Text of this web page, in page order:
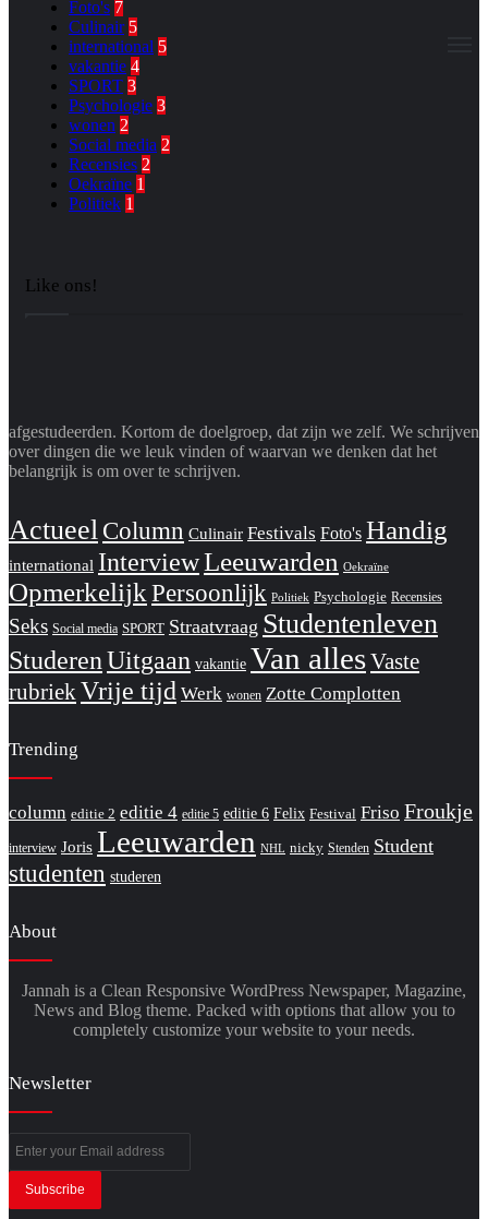
Foto's 7
Culinair 5
international 5
vakantie 4
SPORT 3
Psychologie 3
wonen 2
Social media 2
Recensies 2
Oekraïne 1
Politiek 1
Like ons!
afgestudeerden. Kortom de doelgroep, dat zijn we zelf. We schrijven
over dingen die we leuk vinden of waarvan we denken dat het
belangrijk is om over te schrijven.
Actueel Column Culinair Festivals Foto's Handig
international InterviewLeeuwarden Oekraïne
OpmerkelijkPersoonlijk Politiek Psychologie Recensies
Seks Social media SPORT Straatvraag Studentenleven
StuderenUitgaan vakantie Van allesVaste
rubriekVrije tijd Werk wonen Zotte Complotten
Trending
column editie 2 editie 4 editie 5 editie 6 Felix Festival Friso Froukje
interview Joris Leeuwarden NHL nicky Stenden Student
studenten studeren
About
Jannah is a Clean Responsive WordPress Newspaper, Magazine,
News and Blog theme. Packed with options that allow you to
completely customize your website to your needs.
Newsletter
your
Email
address